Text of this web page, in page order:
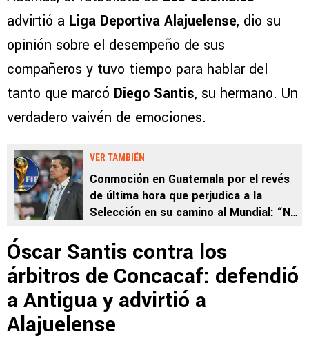
advirtió a Liga Deportiva Alajuelense, dio su
opinión sobre el desempeño de sus
compañeros y tuvo tiempo para hablar del
tanto que marcó Diego Santis, su hermano. Un
verdadero vaivén de emociones.
VER TAMBIÉN
Conmoción en Guatemala por el revés
de última hora que perjudica a la
Selección en su camino al Mundial: “No
Óscar Santis contra los
árbitros de Concacaf: defendió
a Antigua y advirtió a
Alajuelense